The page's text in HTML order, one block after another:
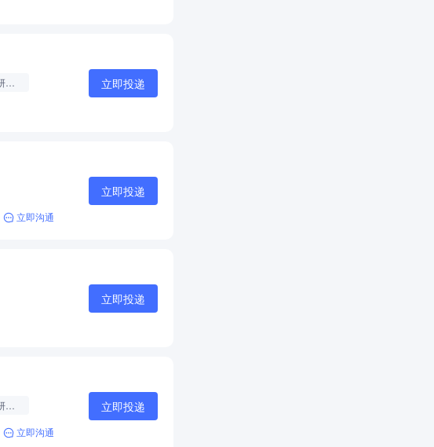
新能源/燃油整车研发制造
立即投递
立即沟通
立即投递
立即投递
新能源/燃油整车研发制造
立即沟通
立即投递